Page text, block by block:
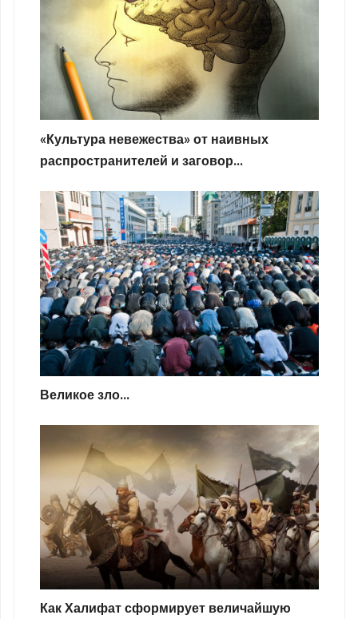
«Культура невежества» от наивных
распространителей и заговор...
Великое зло...
Как Халифат сформирует величайшую